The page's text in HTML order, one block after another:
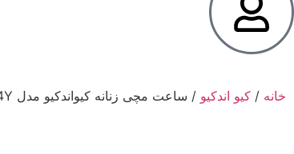
خانه / کیو اندکیو / ساعت مچی زنانه کیواندکیو مدل C215J204Y